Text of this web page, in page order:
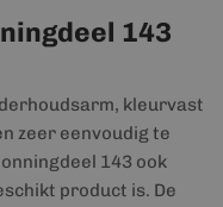
143
kleurvast
zeer eenvoudig te
143 ook
product is. De